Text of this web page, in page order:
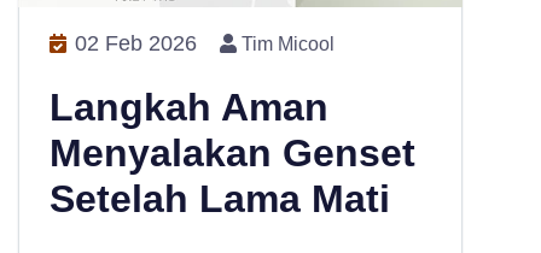
02 Feb 2026 Tim Micool
Langkah Aman
Menyalakan Genset
Setelah Lama Mati